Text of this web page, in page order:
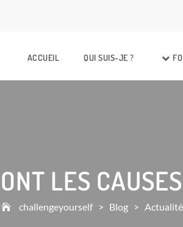
ACCUEIL QUI SUIS-JE ?
LES
challengeyourself > Blog >